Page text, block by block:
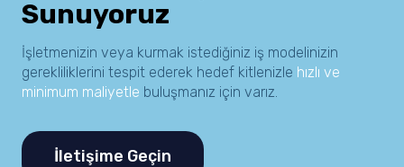
Sunuyoruz
İşletmenizin veya kurmak istediğiniz iş modelinizin
gerekliliklerini tespit ederek hedef kitlenizle hızlı ve
minimum maliyetle buluşmanız için varız.
İletişime Geçin